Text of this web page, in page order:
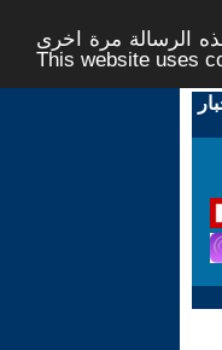
الرسالة مرة اخرى -
This website uses